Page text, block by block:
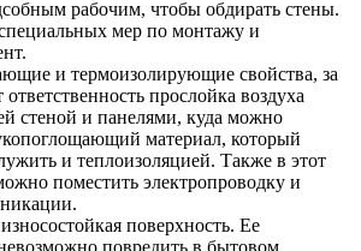
рабочим, чтобы обдирать стены.
мер по монтажу и
и термоизолирующие свойства, за
ответственность прослойка воздуха
стеной и панелями, куда можно
материал, который
и теплоизоляцией. Также в этот
поместить электропроводку и
поверхность. Ее